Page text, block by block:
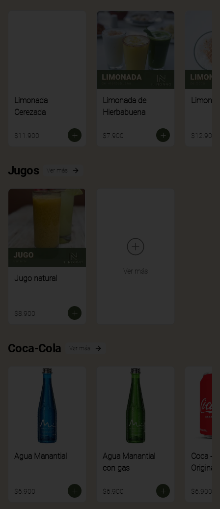
Limonada
Cerezada
$11.900
Limonada de
Hierbabuena
$7.900 $12.900
Jugos Ver más
Jugo natural
$8.900
Ver más
Coca-Cola Ver más
Agua Manantial
$6.900
Agua Manantial
con gas
$6.900
Coca -
Original
$6.900